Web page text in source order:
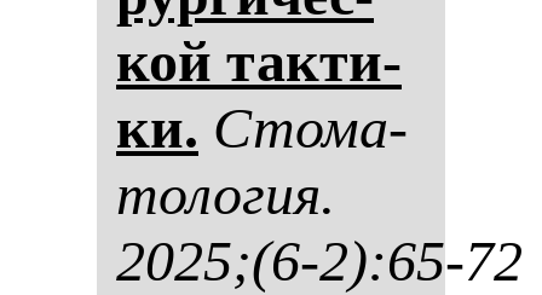
кой так­ти­
ки. Сто­ма­
то­ло­гия.
2025;(6-2):65-72